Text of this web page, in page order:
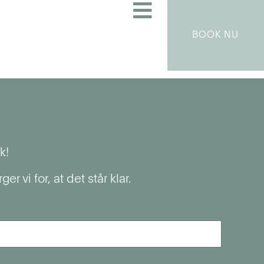
BOOK NU
vi for, at det står klar.